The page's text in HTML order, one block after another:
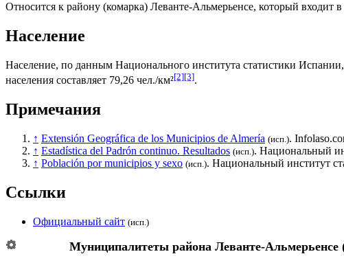
Относится к району (комарка) Леванте-Альмерьенсе, который входит
Население
Население, по данным Национального института статистики Испании
населения составляет 79,26 чел./км²[2][3].
Примечания
↑ Extensión Geográfica de los Municipios de Almería (исп.).
↑ Estadística del Padrón continuo. Resultados (исп.). Национальный
↑ Población por municipios y sexo (исп.). Национальный институт
Ссылки
Официальный сайт (исп.)
Муниципалитеты района Леванте-Альмерьенсе